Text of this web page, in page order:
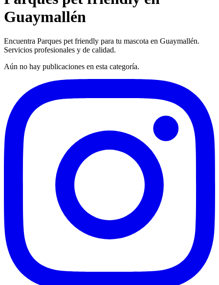
Guaymallén
Encuentra Parques pet friendly para tu mascota en Guaymallén.
Servicios profesionales y de calidad.
Aún no hay publicaciones en esta categoría.